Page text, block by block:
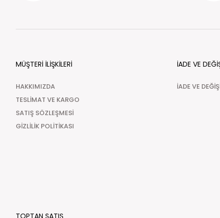
MÜŞTERİ İLİŞKİLERİ
HAKKIMIZDA
TESLİMAT VE KARGO
SATIŞ SÖZLEŞMESİ
GİZLİLİK POLİTİKASI
İADE VE
İADE VE
TOPTAN SATIŞ